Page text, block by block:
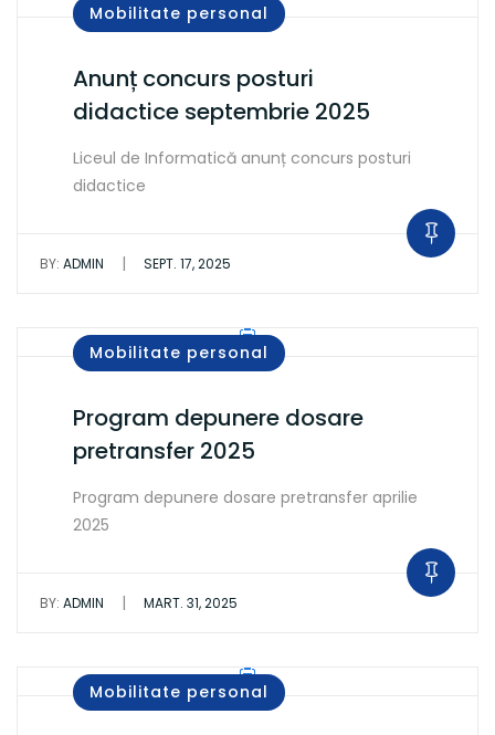
Mobilitate personal
Anunț concurs posturi
didactice septembrie 2025
Liceul de Informatică anunț concurs posturi
didactice
BY: ADMIN | SEPT. 17, 2025
Mobilitate personal
Program depunere dosare
pretransfer 2025
Program depunere dosare pretransfer aprilie
2025
BY: ADMIN | MART. 31, 2025
Mobilitate personal